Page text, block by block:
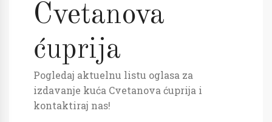
Cvetanova
ćuprija
Pogledaj aktuelnu listu oglasa za
izdavanje kuća Cvetanova ćuprija i
kontaktiraj nas!